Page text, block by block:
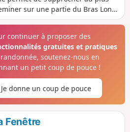
sur une partie du Bras Long
ville de l'Entre-Deux. Cet itinéraire
ou après un jour de forte pluie
s'effectue en fond de
continuer à proposer des
gratuites et pratiques
soutenez-nous en
un petit coup de pouce !
Je donne un coup de pouce
Fenêtre